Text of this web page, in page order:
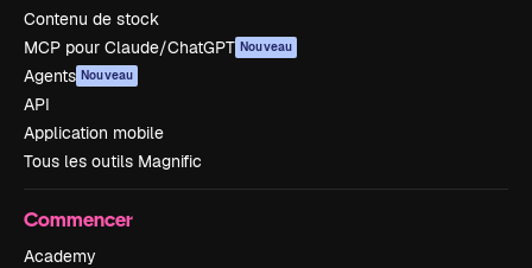
Contenu de stock
MCP pour Claude/ChatGPT Nouveau
Agents Nouveau
API
Application mobile
Tous les outils Magnific
Commencer
Academy